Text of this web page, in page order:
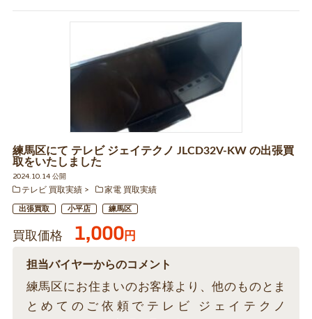
練馬区にて テレビ ジェイテクノ JLCD32V-KW の出張買
取をいたしました
2024.10.14 公開
テレビ 買取実績
家電 買取実績
出張買取 小平店 練馬区
買取価格 1,000円
担当バイヤーからのコメント
練馬区にお住まいのお客様より、他のものとま
とめてのご依頼でテレビ ジェイテクノ